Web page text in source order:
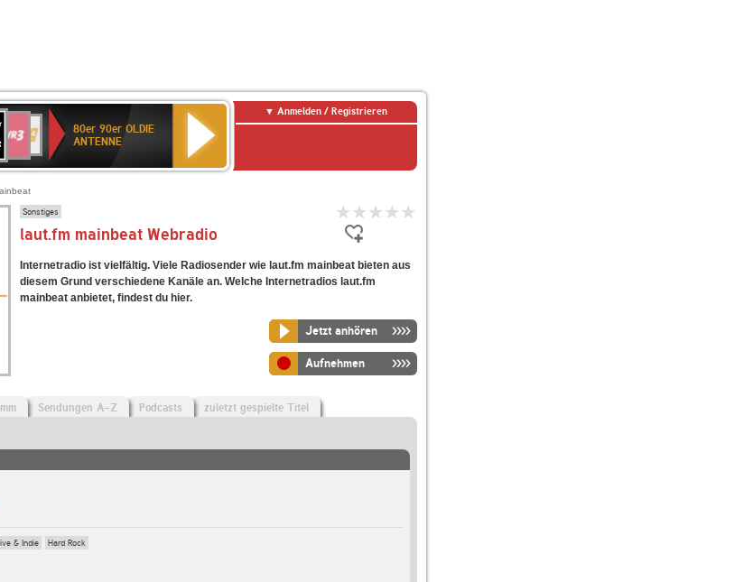
80er 90er OLDIE
ANTENNE
Anmelden / Registrieren
Sonstiges
laut.fm mainbeat Webradio
Internetradio ist vielfältig. Viele Radiosender wie laut.fm mainbeat bieten aus
diesem Grund verschiedene Kanäle an. Welche Internetradios laut.fm
mainbeat anbietet, findest du hier.
Jetzt anhören
Aufnehmen
Sendungen A-Z Podcasts zuletzt gespielte Titel
& Indie Hard Rock